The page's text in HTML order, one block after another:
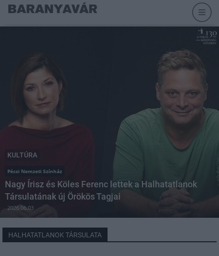
KULTÚRA
Pécsi Nemzeti Színház
Nagy Írisz és Köles Ferenc lettek a Halhatatlanok
Társulatának új Örökös Tagjai
2026.06.03
HALHATATLANOK TÁRSULATA